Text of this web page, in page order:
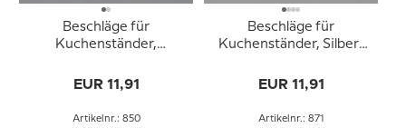
Beschläge für
Kuchenständer,
Schicht
EUR 11,91
Artikelnr.: 850
Beschläge für
Kuchenständer, Silber-
geschwungene Rohre,
EUR 11,91
Artikelnr.: 871